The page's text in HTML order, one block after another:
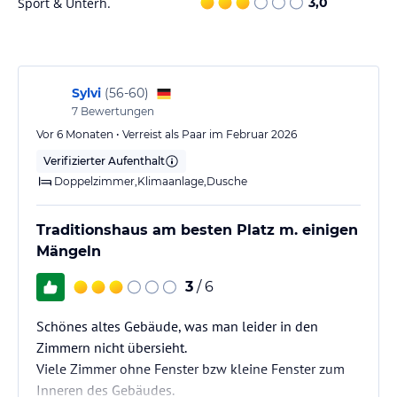
die umliegende Altstadt von Havanna zu erkunden und die vielen
Hinweis: Verfasst von HolidayCheck mit Hilfe von KI. Alle
Angaben ohne Gewähr. Bitte lies vor der Buchung die
verbindlichenAngebotsdetails
Sylvi (56-60)
7 Bewertungen
Vor 6 Monaten • Verreist als Paar im Februar 2026
Verifizierter Aufenthalt
Doppelzimmer,Klimaanlage,Dusche
Traditionshaus am besten Platz m. einigen
Mängeln
3 / 6
Schönes altes Gebäude, was man leider in den
Zimmern nicht übersieht.
Viele Zimmer ohne Fenster bzw kleine Fenster zum
Inneren des Gebäudes.